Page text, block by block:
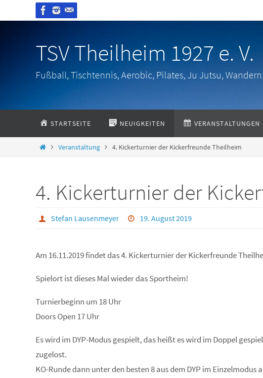
Inhalt
TSV Theilheim 1927 e. V.
Fußball, Tischtennis, Aerobic, Pilates, Ju Jutsu,
springen
STARTSEITE NEUIGKEITEN VERANSTALTUNGEN
StartVeranstaltung 4. Kickerturnier der Kickerfreunde Theilheim
4. Kickerturnier der
Stefan Lausenmeyer 19. August 2019
Am 16.11.2019 findet das 4. Kickerturnier der Kickerfreunde
Spielort ist dieses Mal wieder das Sportheim!
Turnierbeginn um 18 Uhr
Doors Open 17 Uhr
Es wird im DYP-Modus gespielt, das heißt es wird im Doppel
zugelost.
KO-Runde dann unter den besten 8 aus dem DYP im Einzelmodus